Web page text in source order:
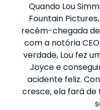
Quando Lou
Fountain
recém-chegada
com a notória
verdade, Lou fez
Joyce e
acidente feliz.
cresce, ela fará